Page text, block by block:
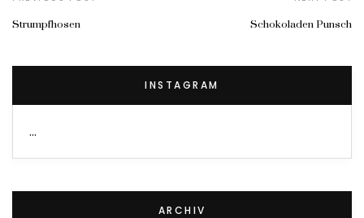
Strumpfhosen Schokoladen Punsch
INSTAGRAM
…
ARCHIV